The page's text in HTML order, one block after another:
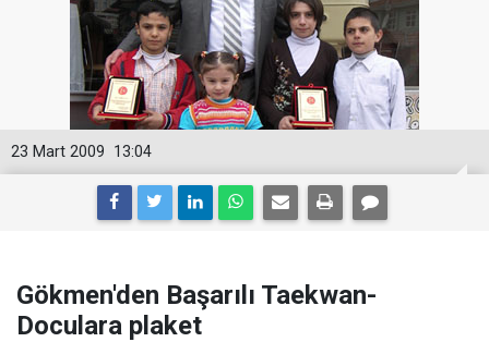
13:04
23 Mart 2009
Gökmen'den Başarılı Taekwan-
Doculara plaket